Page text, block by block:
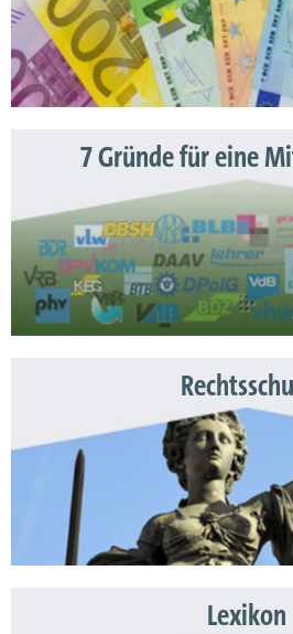
7 Gründe für eine
Lexikon